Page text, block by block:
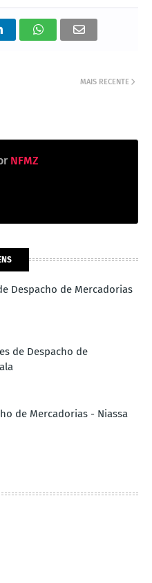
MAIS RECENTE
NFMZ
Despacho de Mercadorias
de Despacho de
de Mercadorias - Niassa